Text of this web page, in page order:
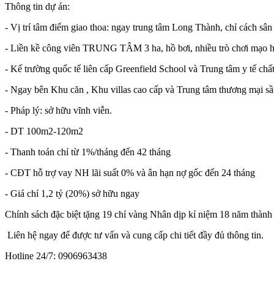
Thông tin dự án:
- Vị trí tâm điểm giao thoa: ngay trung tâm Long Thành, chỉ cách
- Liền kề công viên TRUNG TÂM 3 ha, hồ bơi, nhiều trò chơi mạo
- Kế trường quốc tế liên cấp Greenfield School và Trung tâm y tế
- Ngay bên Khu căn , Khu villas cao cấp và Trung tâm thương mại
- Pháp lý: sở hữu vĩnh viễn.
- DT 100m2-120m2
- Thanh toán chỉ từ 1%/tháng đến 42 tháng
- CĐT hỗ trợ vay NH lãi suất 0% và ân hạn nợ gốc đến 24 tháng
- Giá chỉ 1,2 tỷ (20%) sở hữu ngay
Chính sách đặc biệt tặng 19 chỉ vàng Nhân dịp kỉ niệm 18 năm
Liên hệ ngay để được tư vấn và cung cấp chi tiết đầy đủ thông tin.
Hotline 24/7: 0906963438